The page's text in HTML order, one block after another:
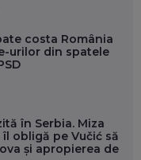
costa România
urilor din spatele
în Serbia. Miza
obligă pe Vučić să
și apropierea de